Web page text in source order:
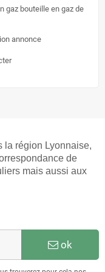
gaz bouteille en gaz de
annonce
la région Lyonnaise,
de
mais aussi aux
ok